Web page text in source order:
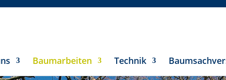
Baumarbeiten Technik